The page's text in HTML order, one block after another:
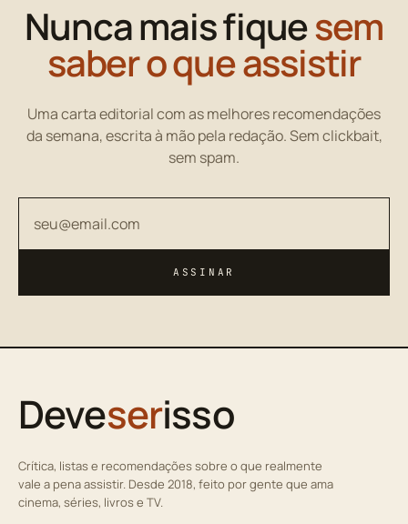
Nunca mais fiquesem
saber o que assistir
Uma carta editorial com as melhores recomendações
da semana, escrita à mão pela redação. Sem clickbait,
sem spam.
ASSINAR
Deveserisso
Crítica, listas e recomendações sobre o que realmente
vale a pena assistir. Desde 2018, feito por gente que ama
cinema, séries, livros e TV.